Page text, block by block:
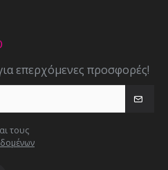
επερχόμενες προσφορές!
τους